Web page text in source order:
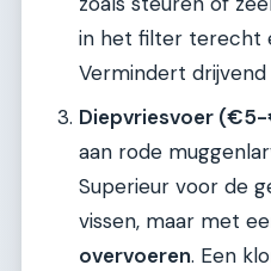
in het filter terecht
Vermindert drijvend
Diepvriesvoer (€5-
aan rode
Superieur voor de
vissen, maar met
overvoeren. Een